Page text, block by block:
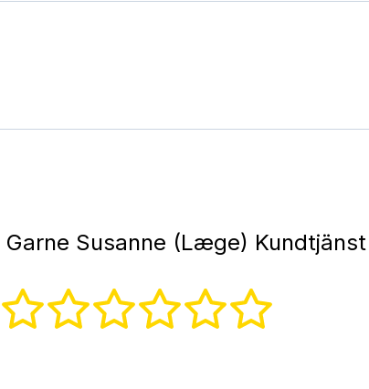
Garne Susanne (Læge) Kundtjänst